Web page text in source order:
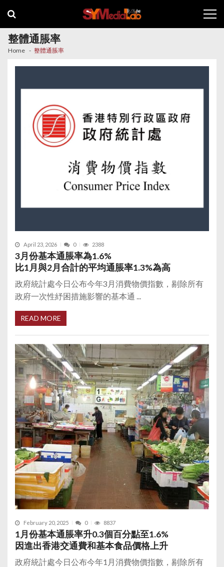
navigation
content
整體通脹率
Home 整體通脹率
April 23, 2026 0 2388
3月份基本通脹率為1.6%
比1月與2月合計的平均通脹率1.3%為高
政府統計處今日公布今年3月消費物價指數，剔除所有
政府一次性紓困措施影響的基本通 ...
READ MORE
February 20, 2025 0 8837
1月份基本通脹率升0.3個百分點至1.6%
因進出香港交通費和基本食品價格上升
政府統計處今日公布今年1月消費物價指數，剔除所有